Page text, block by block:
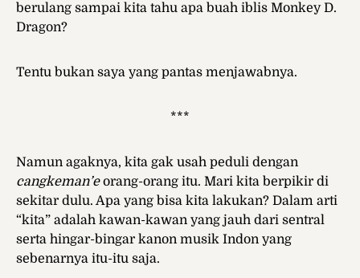
berulang sampai kita tahu apa buah iblis Monkey D.
Dragon?
Tentu bukan saya yang pantas menjawabnya.
***
Namun agaknya, kita gak usah peduli dengan
cangkeman’eorang-orang itu. Mari kita berpikir di
sekitar dulu. Apa yang bisa kita lakukan? Dalam arti
“kita” adalah kawan-kawan yang jauh dari sentral
serta hingar-bingar kanon musik Indon yang
sebenarnya itu-itu saja.